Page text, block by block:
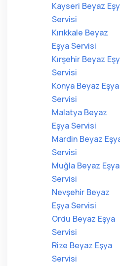
Kayseri Beyaz
Servisi
Kırıkkale Beyaz
Eşya Servisi
Kırşehir Beyaz
Servisi
Konya Beyaz Eşya
Servisi
Malatya Beyaz
Eşya Servisi
Mardin Beyaz
Servisi
Muğla Beyaz Eşya
Servisi
Nevşehir Beyaz
Eşya Servisi
Ordu Beyaz Eşya
Servisi
Rize Beyaz Eşya
Servisi